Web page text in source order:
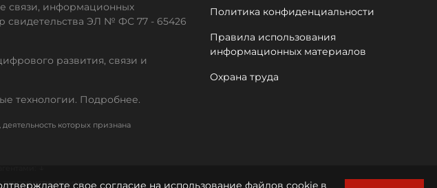
связи, информационных
свидетельства ЭЛ № ФС 77 - 65426
развития, связи и
технологии. Подробнее.
которых признана
террористическими↓
Политика конфиденциальности
Правила использования
информационных материалов
Охрана труда
свое согласие на использование файлов cookie в